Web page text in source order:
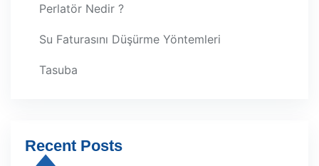
Perlatör Nedir ?
Su Faturasını Düşürme Yöntemleri
Tasuba
Recent Posts